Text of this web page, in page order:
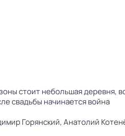
стоит небольшая
свадьбы начинается война
Горянский,Анатолий